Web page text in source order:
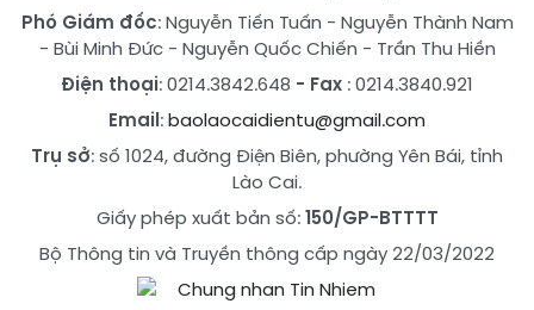
Phó Giám đốc:Nguyễn Tiến Tuấn - Nguyễn Thành Nam
- Bùi Minh Đức- Nguyễn Quốc Chiến - Trần Thu Hiền
Điện thoại: 0214.3842.648 - Fax : 0214.3840.921
Email:baolaocaidientu@gmail.com
Trụ sở: số 1024, đường Điện Biên, phường Yên Bái, tỉnh
Lào Cai.
Giấy phép xuất bản số:150/GP-BTTTT
Bộ Thông tin và Truyền thông cấp ngày 22/03/2022